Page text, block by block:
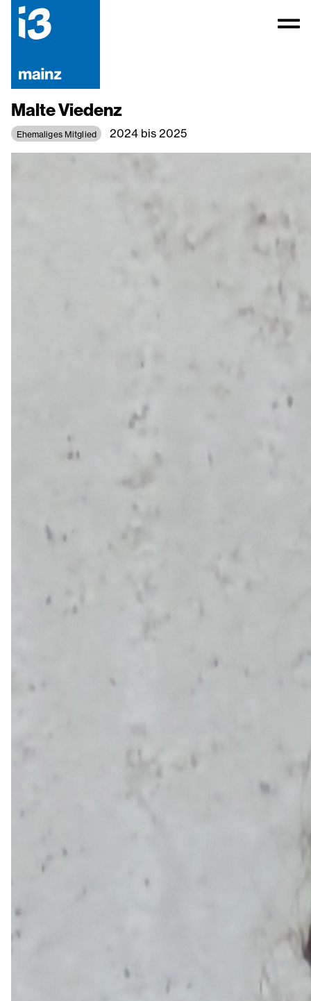
Malte Viedenz
Ehemaliges Mitglied 2024 bis 2025